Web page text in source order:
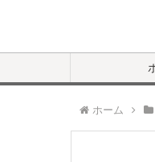
ホーム